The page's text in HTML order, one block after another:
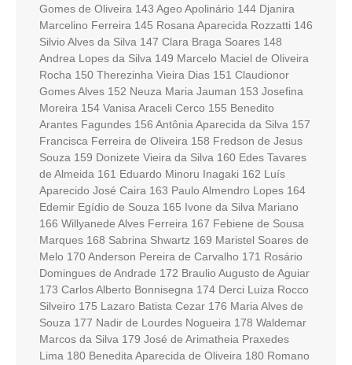
Gomes de Oliveira 143 Ageo Apolinário 144 Djanira
Marcelino Ferreira 145 Rosana Aparecida Rozzatti 146
Silvio Alves da Silva 147 Clara Braga Soares 148
Andrea Lopes da Silva 149 Marcelo Maciel de Oliveira
Rocha 150 Therezinha Vieira Dias 151 Claudionor
Gomes Alves 152 Neuza Maria Jauman 153 Josefina
Moreira 154 Vanisa Araceli Cerco 155 Benedito
Arantes Fagundes 156 Antônia Aparecida da Silva 157
Francisca Ferreira de Oliveira 158 Fredson de Jesus
Souza 159 Donizete Vieira da Silva 160 Edes Tavares
de Almeida 161 Eduardo Minoru Inagaki 162 Luís
Aparecido José Caira 163 Paulo Almendro Lopes 164
Edemir Egídio de Souza 165 Ivone da Silva Mariano
166 Willyanede Alves Ferreira 167 Febiene de Sousa
Marques 168 Sabrina Shwartz 169 Maristel Soares de
Melo 170 Anderson Pereira de Carvalho 171 Rosário
Domingues de Andrade 172 Braulio Augusto de Aguiar
173 Carlos Alberto Bonnisegna 174 Derci Luiza Rocco
Silveiro 175 Lazaro Batista Cezar 176 Maria Alves de
Souza 177 Nadir de Lourdes Nogueira 178 Waldemar
Marcos da Silva 179 José de Arimatheia Praxedes
Lima 180 Benedita Aparecida de Oliveira 180 Romano